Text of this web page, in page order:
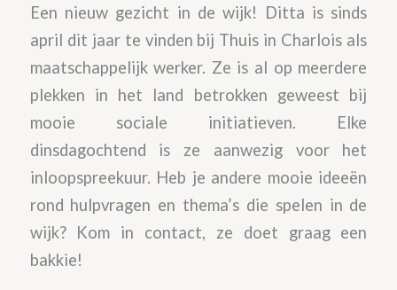
Een nieuw gezicht in de wijk! Ditta is sinds
april dit jaar te vinden bij Thuis in Charlois als
maatschappelijk werker. Ze is al op meerdere
plekken in het land betrokken geweest bij
mooie sociale initiatieven. Elke
dinsdagochtend is ze aanwezig voor het
inloopspreekuur. Heb je andere mooie ideeën
rond hulpvragen en thema’s die spelen in de
wijk? Kom in contact, ze doet graag een
bakkie!